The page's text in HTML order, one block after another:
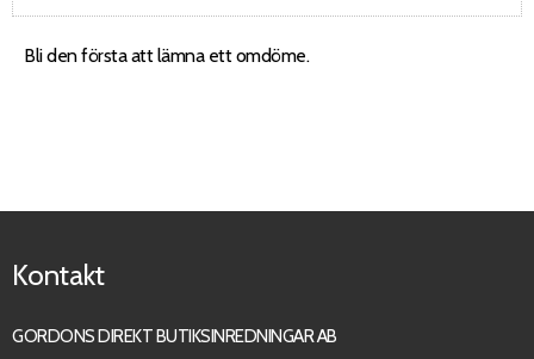
Bli den första att lämna ett omdöme.
Kontakt
GORDONS DIREKT BUTIKSINREDNINGAR AB